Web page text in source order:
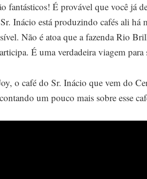
fantásticos! É provável que você já
Inácio está produzindo cafés ali
Não é atoa que a fazenda Rio
É uma verdadeira viagem
o café do Sr. Inácio que vem do
um pouco mais sobre esse